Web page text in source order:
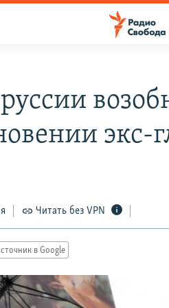
Читать без VPN
в Google